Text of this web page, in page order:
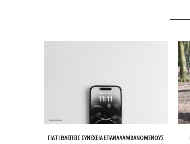
ΓΙΑΤΊ ΒΛΈΠΕΙΣ ΣΥΝΈΧΕΙΑ ΕΠΑΝΑΛΑΜΒΑΝΌΜΕΝΟΥΣ